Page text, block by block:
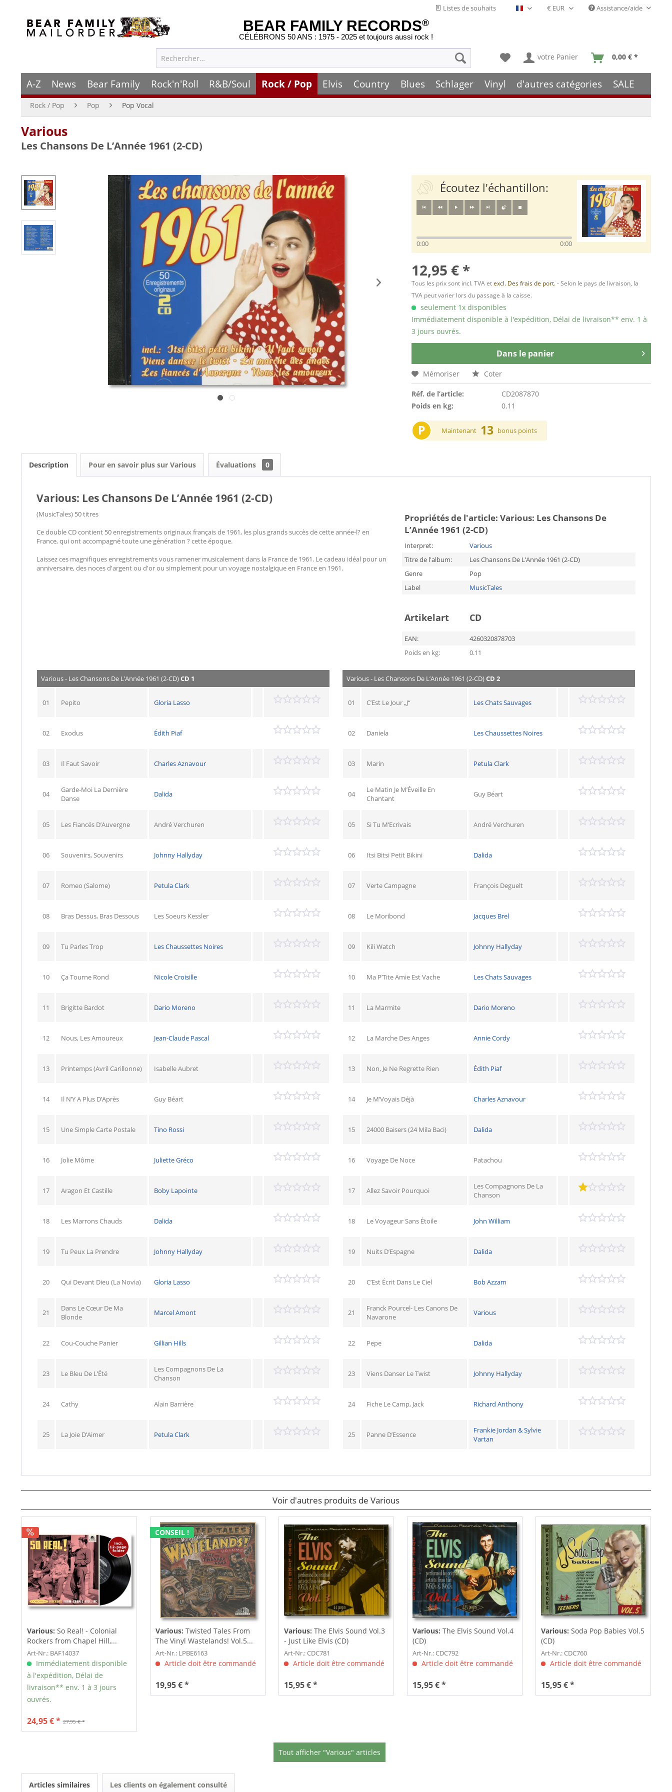
Listes de souhaits Français- FR Assistance/aide
BEAR FAMILY RECORDS®
CÉLÉBRONS 50 ANS : 1975 - 2025 et toujours aussi rock !
votre Panier 0,00 € *
A-Z News Bear Family Rock'n'Roll R&B/Soul Rock / Pop Elvis Country Blues Schlager Vinyl d'autres catégories SALE
Rock / Pop Pop Pop Vocal
Various
Les Chansons De L’Année 1961 (2-CD)
Écoutez l'échantillon:
0:00 0:00
12,95 € *
Tous les prix sont incl. TVA etexcl. Des frais de port.- Selon le pays de livraison, la
TVA peut varier lors du passage à la caisse.
seulement 1x disponibles
Immédiatement disponible à l'expédition, Délai de livraison** env. 1 à
3 jours ouvrés.
Dans le panier
Mémoriser Coter
Réf. de l’article:
CD2087870
Poids en kg:
0.11
P Maintenant 13 bonus points
Description Pour en savoir plus sur Various Évaluations 0
Various: Les Chansons De L’Année 1961 (2-CD)
(MusicTales) 50 titres
Ce double CD contient 50 enregistrements originaux français de 1961, les plus grands succès de cette année-l? en
France, qui ont accompagné toute une génération ? cette époque.
Laissez ces magnifiques enregistrements vous ramener musicalement dans la France de 1961. Le cadeau idéal pour un
anniversaire, des noces d'argent ou d'or ou simplement pour un voyage nostalgique en France en 1961.
Propriétés de l'article: Various: Les Chansons De
L’Année 1961 (2-CD)
Interpret:
Various
Titre de l'album:
Les Chansons De L’Année 1961 (2-CD)
Genre
Pop
Label
MusicTales
Artikelart CD
EAN:
4260320878703
Poids en kg:
0.11
Various - Les Chansons De L’Année 1961 (2-CD)CD 1
01 Pepito Gloria Lasso
02 Exodus Édith Piaf
03 Il Faut Savoir Charles Aznavour
04
Garde-Moi La Dernière
Danse
Dalida
05 Les Fiancés D’Auvergne André Verchuren
06 Souvenirs, Souvenirs Johnny Hallyday
07 Romeo (Salome) Petula Clark
08 Bras Dessus, Bras Dessous Les Soeurs Kessler
09 Tu Parles Trop Les Chaussettes Noires
10 Ça Tourne Rond Nicole Croisille
11 Brigitte Bardot Dario Moreno
12 Nous, Les Amoureux Jean-Claude Pascal
13 Printemps (Avril Carillonne) Isabelle Aubret
14 Il N’Y A Plus D’Après Guy Béart
15 Une Simple Carte Postale Tino Rossi
16 Jolie Môme Juliette Gréco
17 Aragon Et Castille Boby Lapointe
18 Les Marrons Chauds Dalida
19 Tu Peux La Prendre Johnny Hallyday
20 Qui Devant Dieu (La Novia) Gloria Lasso
21
Dans Le Cœur De Ma
Blonde
Marcel Amont
22 Cou-Couche Panier Gillian Hills
23 Le Bleu De L’Été
Les Compagnons De La
Chanson
24 Cathy Alain Barrière
25 La Joie D’Aimer Petula Clark
Various - Les Chansons De L’Année 1961 (2-CD)CD 2
01 C’Est Le Jour „J“ Les Chats Sauvages
02 Daniela Les Chaussettes Noires
03 Marin Petula Clark
04
Le Matin Je M’Éveille En
Chantant
Guy Béart
05 Si Tu M’Ecrivais André Verchuren
06 Itsi Bitsi Petit Bikini Dalida
07 Verte Campagne François Deguelt
08 Le Moribond Jacques Brel
09 Kili Watch Johnny Hallyday
10 Ma P’Tite Amie Est Vache Les Chats Sauvages
11 La Marmite Dario Moreno
12 La Marche Des Anges Annie Cordy
13 Non, Je Ne Regrette Rien Édith Piaf
14 Je M’Voyais Déjà Charles Aznavour
15 24000 Baisers (24 Mila Baci) Dalida
16 Voyage De Noce Patachou
17 Allez Savoir Pourquoi
Les Compagnons De La
Chanson
18 Le Voyageur Sans Étoile John William
19 Nuits D’Espagne Dalida
20 C’Est Écrit Dans Le Ciel Bob Azzam
21
Franck Pourcel- Les Canons De
Navarone
Various
22 Pepe Dalida
23 Viens Danser Le Twist Johnny Hallyday
24 Fiche Le Camp, Jack Richard Anthony
25 Panne D’Essence
Frankie Jordan & Sylvie
Vartan
Voir d'autres produits de Various
Various: So Real! - Colonial
Rockers from Chapel Hill,...
Art-Nr.: BAF14037
Immédiatement disponible
à l'expédition, Délai de
livraison** env. 1 à 3 jours
ouvrés.
27,95 € *
24,95 € *
CONSEIL !
Various: Twisted Tales From
The Vinyl Wastelands! Vol.5...
Art-Nr.: LPBE6163
Article doit être commandé
19,95 € *
Various: The Elvis Sound Vol.3
- Just Like Elvis (CD)
Art-Nr.: CDC781
Article doit être commandé
15,95 € *
Various: The Elvis Sound Vol.4
(CD)
Art-Nr.: CDC792
Article doit être commandé
15,95 € *
Various: Soda Pop Babies Vol.5
(CD)
Art-Nr.: CDC760
Article doit être commandé
15,95 € *
Tout afficher "Various" articles
Articles similaires Les clients on également consulté